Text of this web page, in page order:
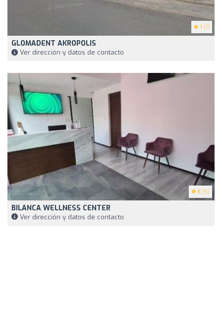
1 (1)
GLOMADENT AKROPOLIS
Ver dirección y datos de contacto
5 (5)
BILANCA WELLNESS CENTER
Ver dirección y datos de contacto